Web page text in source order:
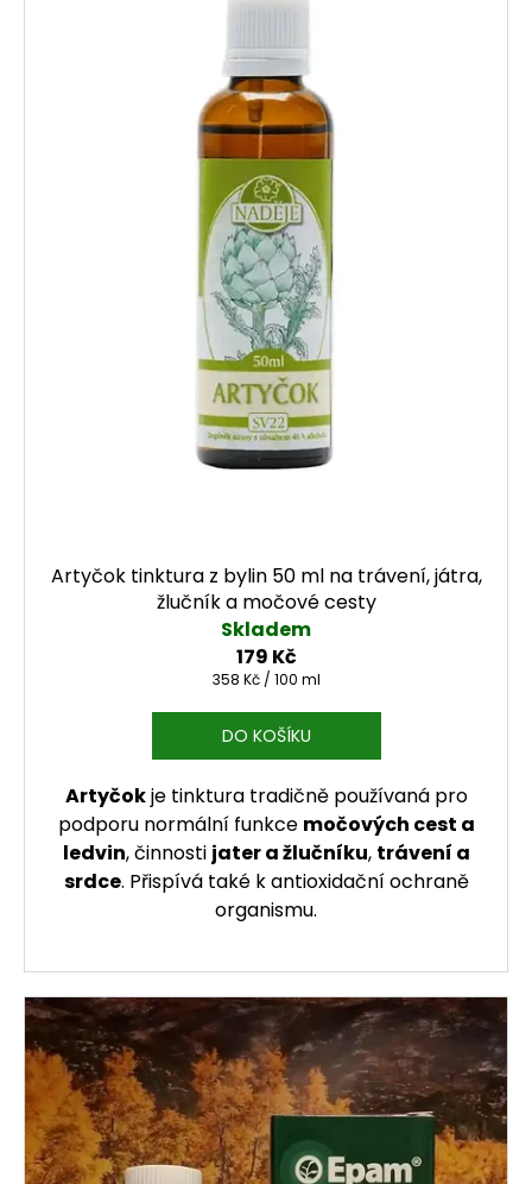
Artyčok tinktura z bylin 50 ml na trávení, játra,
žlučník a močové cesty
Skladem
179 Kč
Měrná cena:
358 Kč / 100 ml
DO KOŠÍKU
Artyčokje tinktura tradičně používaná pro
podporu normální funkce močových cest a
ledvin, činnosti jater a žlučníku, trávení a
srdce. Přispívá také k antioxidační ochraně
organismu.